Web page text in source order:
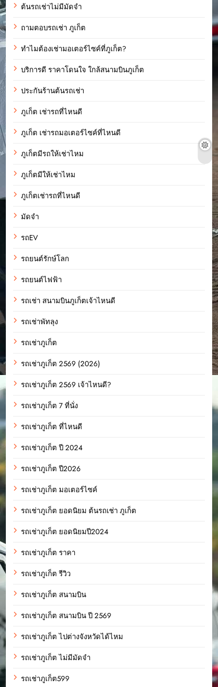
ต้นรถเช่าไม่มีมัดจำ
ถามตอบรถเช่า ภูเก็ต
ทำไมต้องเช่ามอเตอร์ไซค์ที่ภูเก็ต?
บริการดี ราคาโดนใจ ใกล้สนามบินภูเก็ต
ประกันร้านต้นรถเช่า
ภูเก็ต เช่ารถที่ไหนดี
ภูเก็ต เช่ารถมอเตอร์ไซค์ที่ไหนดี
ภูเก็ตมีรถให้เช่าไหม
ภูเก็ตมีให้เช่าไหม
ภูเก็ตเช่ารถที่ไหนดี
มัดจำ
รถEV
รถยนต์รักษ์โลก
รถยนต์ไฟฟ้า
รถเช่า สนามบินภูเก็ตเจ้าไหนดี
รถเช่าพัทลุง
รถเช่าภูเก็ต
รถเช่าภูเก็ต 2569 (2026)
รถเช่าภูเก็ต 2569 เจ้าไหนดี?
รถเช่าภูเก็ต 7 ที่นั่ง
รถเช่าภูเก็ต ที่ไหนดี
รถเช่าภูเก็ต ปี 2024
รถเช่าภูเก็ต ปี2026
รถเช่าภูเก็ต มอเตอร์ไซค์
รถเช่าภูเก็ต ยอดนิยม ต้นรถเช่า ภูเก็ต
รถเช่าภูเก็ต ยอดนิยมปี2024
รถเช่าภูเก็ต ราคา
รถเช่าภูเก็ต รีวิว
รถเช่าภูเก็ต สนามบิน
รถเช่าภูเก็ต สนามบิน ปี 2569
รถเช่าภูเก็ต ไปต่างจังหวัดได้ไหม
รถเช่าภูเก็ต ไม่มีมัดจำ
รถเช่าภูเก็ต599